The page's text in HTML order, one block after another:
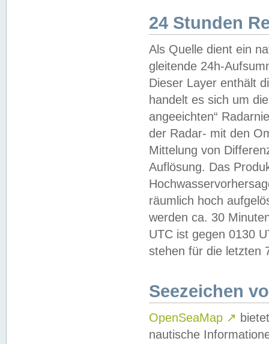
24 Stunden
Als Quelle dient ein
gleitende 24h-
Dieser Layer enthält
handelt es sich um
angeeichten“
der Radar- mit den
Mittelung von
Auflösung. Das
räumlich hoch
werden ca. 30
UTC ist gegen 0130
stehen für die letzten
Seezeichen
OpenSeaMap ↗
nautische